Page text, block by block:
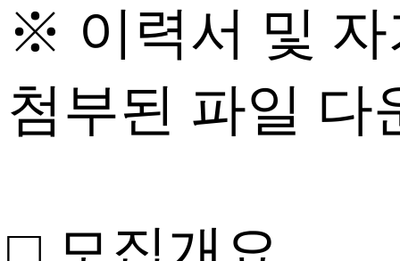
※ 이력서 및 자
첨부된 파일